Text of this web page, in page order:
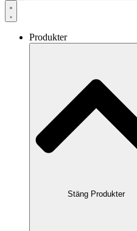
Produkter
Stäng Produkter